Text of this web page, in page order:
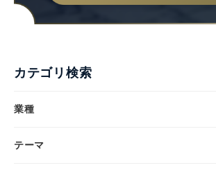
カテゴリ検索
業種
テーマ